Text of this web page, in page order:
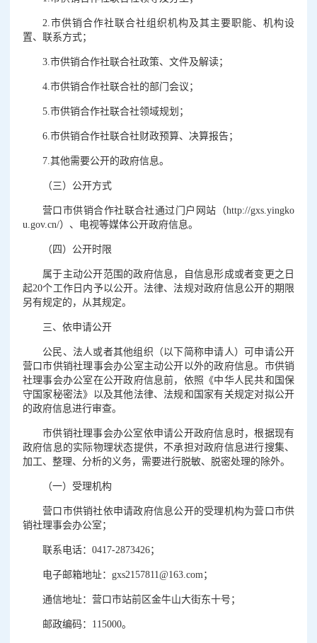
2.市供销合作社联合社组织机构及其主要职能、机构设
置、联系方式；
3.市供销合作社联合社政策、文件及解读；
4.市供销合作社联合社的部门会议；
5.市供销合作社联合社领域规划；
6.市供销合作社联合社财政预算、决算报告；
7.其他需要公开的政府信息。
（三）公开方式
营口市供销合作社联合社通过门户网站（http://gxs.yingko
u.gov.cn/）、电视等媒体公开政府信息。
（四）公开时限
属于主动公开范围的政府信息，自信息形成或者变更之日
起20个工作日内予以公开。法律、法规对政府信息公开的期限
另有规定的，从其规定。
三、依申请公开
公民、法人或者其他组织（以下简称申请人）可申请公开
营口市供销社理事会办公室主动公开以外的政府信息。市供销
社理事会办公室在公开政府信息前，依照《中华人民共和国保
守国家秘密法》以及其他法律、法规和国家有关规定对拟公开
的政府信息进行审查。
市供销社理事会办公室依申请公开政府信息时，根据现有
政府信息的实际物理状态提供，不承担对政府信息进行搜集、
加工、整理、分析的义务，需要进行脱敏、脱密处理的除外。
（一）受理机构
营口市供销社依申请政府信息公开的受理机构为营口市供
销社理事会办公室；
联系电话：0417-2873426；
电子邮箱地址：gxs2157811@163.com；
通信地址：营口市站前区金牛山大街东十号；
邮政编码：115000。